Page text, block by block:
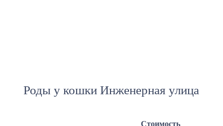
Роды у кошки Инженерная улица
Стоимость